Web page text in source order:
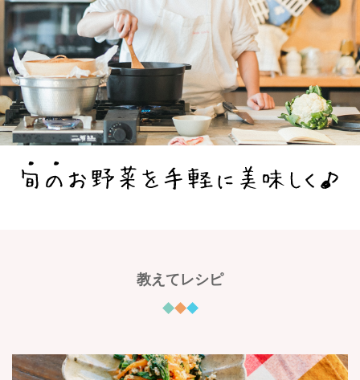
教えてレシピ